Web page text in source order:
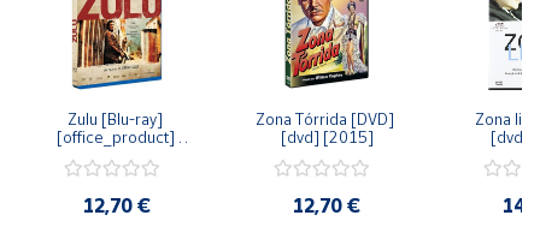
Zulu [Blu-ray]
[office_product]
12,70 €
Zona Tórrida [DVD]
[dvd] [2015]
12,70 €
Zona
[dvd]